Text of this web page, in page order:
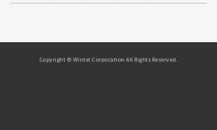
Copyright © Wintel Corporation All Rights Reserved.